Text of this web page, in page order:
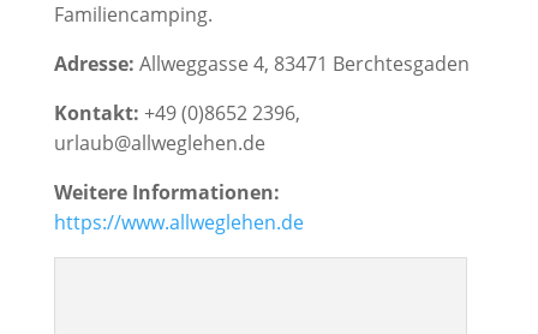
Familiencamping.
Adresse: Allweggasse 4, 83471 Berchtesgaden
Kontakt: +49 (0)8652 2396,
urlaub@allweglehen.de
Weitere Informationen:
https://www.allweglehen.de